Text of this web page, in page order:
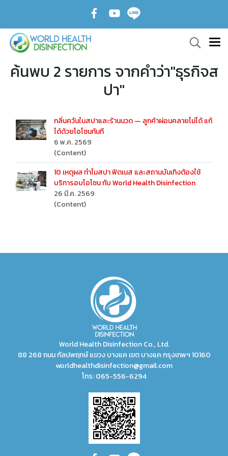
ค้นพบ 2 รายการ จากคำว่า"ธุรกิจส
ปา"
กลิ่นควันในสปาและร้านนวด — ลูกค้าผ่อนคลายไม่ได้ แก้
ได้ด้วยโอโซนทันที
6 พ.ค. 2569
(Content)
10 เหตุผล ทำไมสปา ฟิตเนส และสถานบันเทิงต้องใช้
บริการอบโอโซน กับ World Health Disinfection
26 มี.ค. 2569
(Content)
World Health Disinfection Co., Ltd.
88 268 ถนน กัลปพฤกษ์ แขวง บางแค เขต บางแค กรุงเทพฯ 10160
worldhealthdisinfection@gmail.com
โทร:065-556-6294